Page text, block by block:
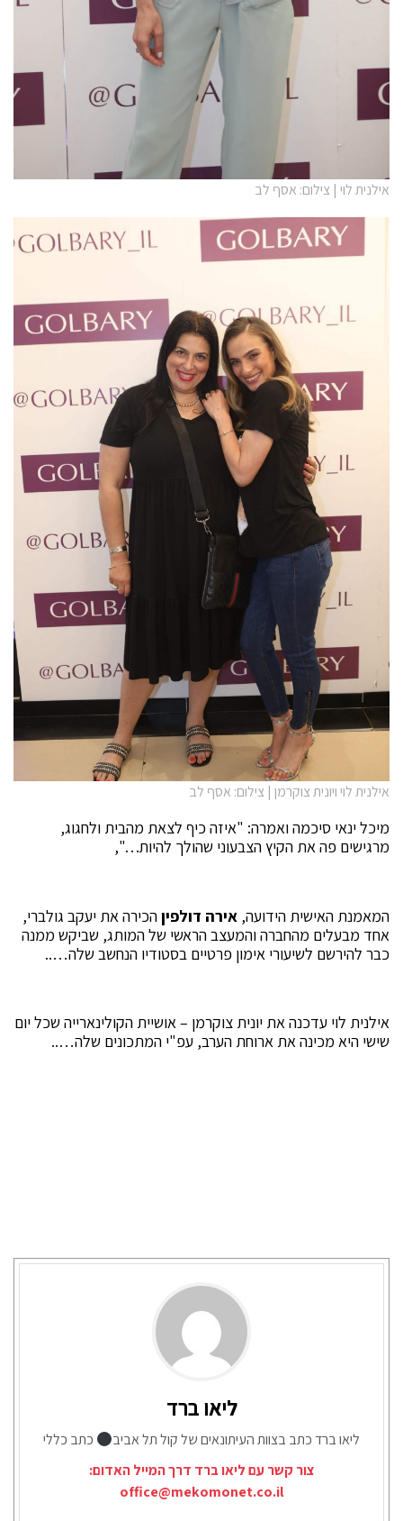
אילנית לוי | צילום: אסף לב
אילנית לוי ויונית צוקרמן | צילום: אסף לב
מיכל ינאי סיכמה ואמרה: "איזה כיף לצאת מהבית ולחגוג,
מרגישים פה את הקיץ הצבעוני שהולך להיות…",
המאמנת האישית הידועה, אירה דולפיןהכירה את יעקב גולברי,
אחד מבעלים מהחברה והמעצב הראשי של המותג, שביקש ממנה
כבר להירשם לשיעורי אימון פרטיים בסטודיו הנחשב שלה…..
אילנית לוי עדכנה את יונית צוקרמן – אושיית הקולינארייה שכל יום
שישי היא מכינה את ארוחת הערב, עפ"י המתכונים שלה…..
ליאו ברד
ליאו ברד כתב בצוות העיתונאים של קול תל אביב
כתב כללי
צור קשר עם ליאו ברד דרך המייל האדום:
office@mekomonet.co.il